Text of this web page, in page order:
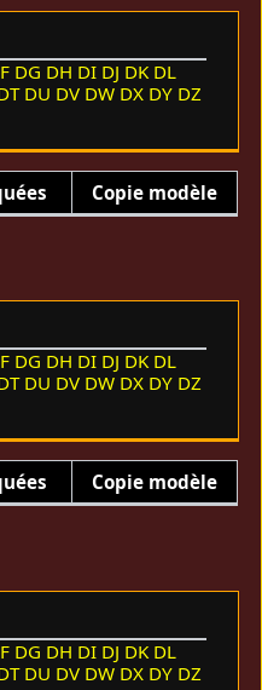
DG DH DI DJ DK DL
DU DV DW DX DY DZ
Copie modèle
DG DH DI DJ DK DL
DU DV DW DX DY DZ
Copie modèle
DG DH DI DJ DK DL
DU DV DW DX DY DZ